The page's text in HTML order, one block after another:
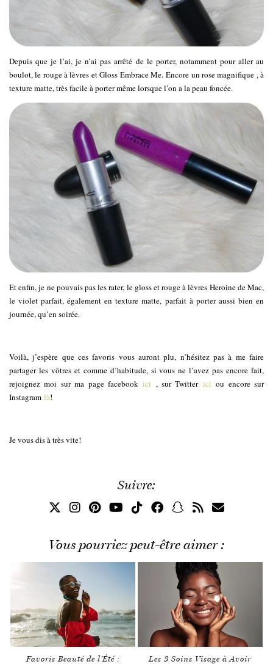
Depuis que je l’ai, je n’ai pas arrêté de le porter, notamment pour aller au
boulot, le rouge à lèvres et Gloss Embrace Me. Encore un rose magnifique , à
texture matte, très facile à porter même lorsque l’on a la peau foncée.
Et enfin, je ne pouvais pas les rater, le gloss et rouge à lèvres Heroine de Mac,
le violet parfait, également en texture matte, parfait à porter aussi bien en
journée, qu’en soirée.
Voilà, j’espère que ces favoris vous auront plu, n’hésitez pas à me faire
partager les vôtres et comme d’habitude, si vous ne l’avez pas encore fait,
rejoignez moi sur ma page facebookici , sur Twitter ici ou encore sur
Instagram là!
Je vous dis à très vite!
Suivre:
Vous pourriez peut-être aimer :
Favoris Beauté de l’Été :
Les 3 Soins Visage à Avoir